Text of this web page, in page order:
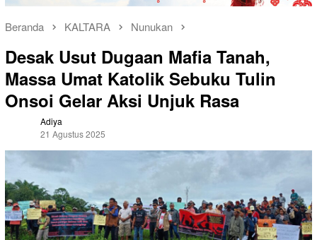
Beranda KALTARA Nunukan
Desak Usut Dugaan Mafia Tanah,
Massa Umat Katolik Sebuku Tulin
Onsoi Gelar Aksi Unjuk Rasa
Adiya
21 Agustus 2025